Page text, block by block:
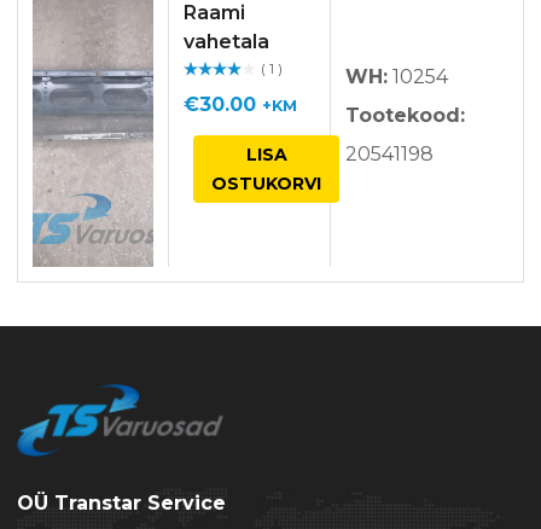
Raami
vahetala
guga / 5
( 1 )
€30.00 +KM
LISA
OSTUKORVI
WH: 10254
Tootekood:
20541198
OÜ Transtar Service